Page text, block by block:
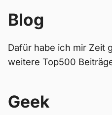
Blog
Dafür habe ich mir Zeit
weitere Top500
Geek